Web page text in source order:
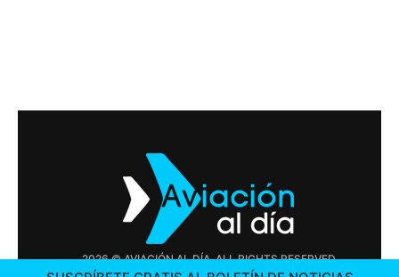
2026 © AVIACIÓN AL DÍA. ALL RIGHTS RESERVED